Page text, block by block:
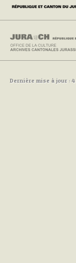
Dernière mise à jour :